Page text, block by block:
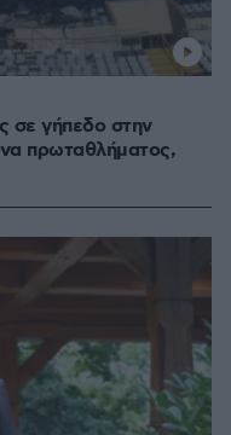
σε γήπεδο στην
πρωταθλήματος,